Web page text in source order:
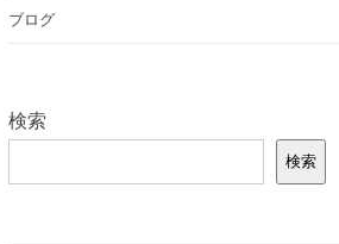
ブログ
検索
検索